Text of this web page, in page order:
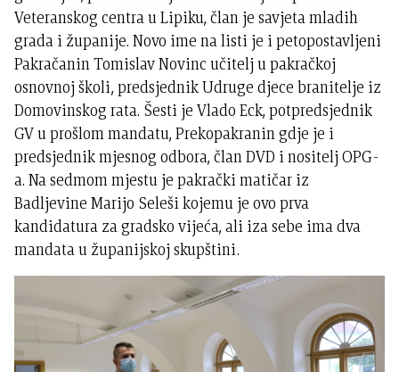
Veteranskog centra u Lipiku, član je savjeta mladih
grada i županije. Novo ime na listi je i petopostavljeni
Pakračanin Tomislav Novinc učitelj u pakračkoj
osnovnoj školi, predsjednik Udruge djece branitelje iz
Domovinskog rata. Šesti je Vlado Eck, potpredsjednik
GV u prošlom mandatu, Prekopakranin gdje je i
predsjednik mjesnog odbora, član DVD i nositelj OPG-
a. Na sedmom mjestu je pakrački matičar iz
Badljevine Marijo Seleši kojemu je ovo prva
kandidatura za gradsko vijeća, ali iza sebe ima dva
mandata u županijskoj skupštini.